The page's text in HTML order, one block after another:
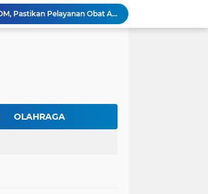
RSBP Batam Perkuat Sinergi dengan BPOM, Pastikan Pelayanan Obat Aman dan Bermutu
Jimmi Siburian Tinjau Proyek Drainase, Tegaskan "Pipa Misterius" Tak Boleh Hambat Pembangunan di Sei Beduk
Proyek Drainase Sei Beduk Terhambat Pipa Misterius, Warga Desak Pemerintah Buka Hasil Uji Sampel Air
OLAHRAGA